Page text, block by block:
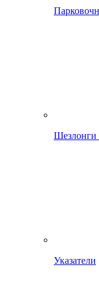
Шезлонги
Указатели